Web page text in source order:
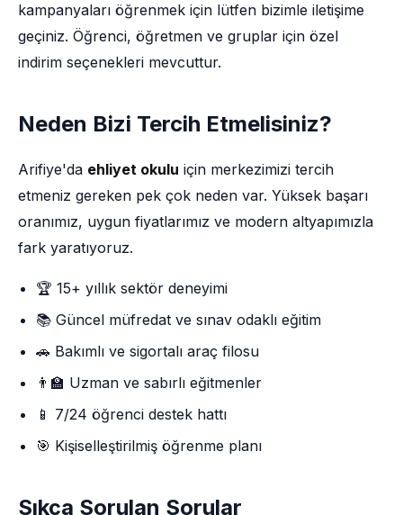
kampanyaları öğrenmek için lütfen bizimle iletişime
geçiniz. Öğrenci, öğretmen ve gruplar için özel
indirim seçenekleri mevcuttur.
Neden Bizi Tercih Etmelisiniz?
Arifiye'da ehliyet okulu için merkezimizi tercih
etmeniz gereken pek çok neden var. Yüksek başarı
oranımız, uygun fiyatlarımız ve modern altyapımızla
fark yaratıyoruz.
🏆 15+ yıllık sektör deneyimi
📚 Güncel müfredat ve sınav odaklı eğitim
🚗 Bakımlı ve sigortalı araç filosu
👨‍🏫 Uzman ve sabırlı eğitmenler
📱 7/24 öğrenci destek hattı
🎯 Kişiselleştirilmiş öğrenme planı
Sıkça Sorulan Sorular